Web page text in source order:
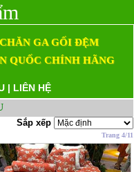
CHĂN GA GỐI ĐỆM
QUỐC CHÍNH HÃNG
| LIÊN HỆ
Sắp xếp
Trang 4/11